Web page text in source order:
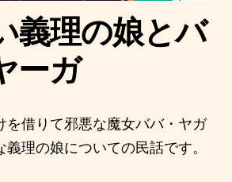
義理の娘とバ
ーガ
を借りて邪悪な魔女ババ・ヤガ
理の娘についての民話です。